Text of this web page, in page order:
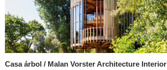
Casa árbol / Malan Vorster Architecture Interior